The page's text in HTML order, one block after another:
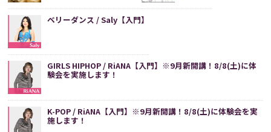
ベリーダンス / Saly【入門】
GIRLS HIPHOP / RiANA【入門】※9月新開講！8/8(土)に体
験会を実施します！
K-POP / RiANA【入門】※9月新開講！8/8(土)に体験会を実
施します！